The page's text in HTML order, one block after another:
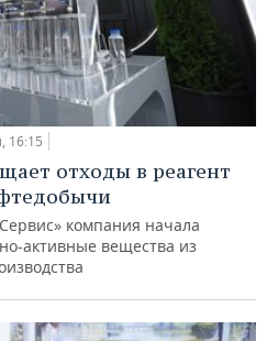
16:15
отходы в реагент
компания начала
активные вещества из